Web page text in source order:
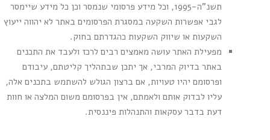
תשנ"ה-1995, וכל מידע פרסומי שנמסר וכן כל מידע שיימסר
לגבי אפשרות השקעה במסגרת הפרסומים באתר לא יהווה ייעוץ
השקעות או שיווק השקעות כהגדרתם בחוק.
מפעילת האתר עושה מאמצים רבים לרכז ולעבד את התכנים
באתר בדיוק המרבי, אך יתכן שבתהליך קליטתם, עיבודם
ופרסומם יהיו טעויות, אם ברצון הגולש להשתמש בתכנים אלה,
עליו לבדוק אותם ולאמתם, אין בפרסומם משום המלצה או חוות
דעת בדבר עסקאות והתנהלות פיננסית.